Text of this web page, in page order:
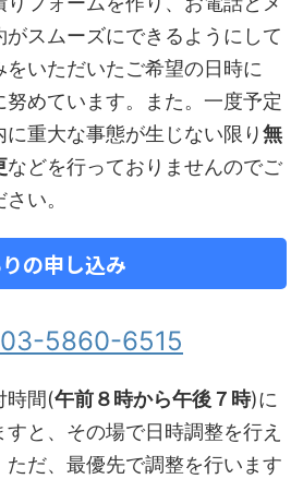
スムーズにできるようにして
いただいたご希望の日時に
めています。また。一度予定
重大な事態が生じない限り無
などを行っておりませんのでご
い。
の申し込み
5860-6515
時間(午前８時から午後７時)に
と、その場で日時調整を行え
ただ、最優先で調整を行います